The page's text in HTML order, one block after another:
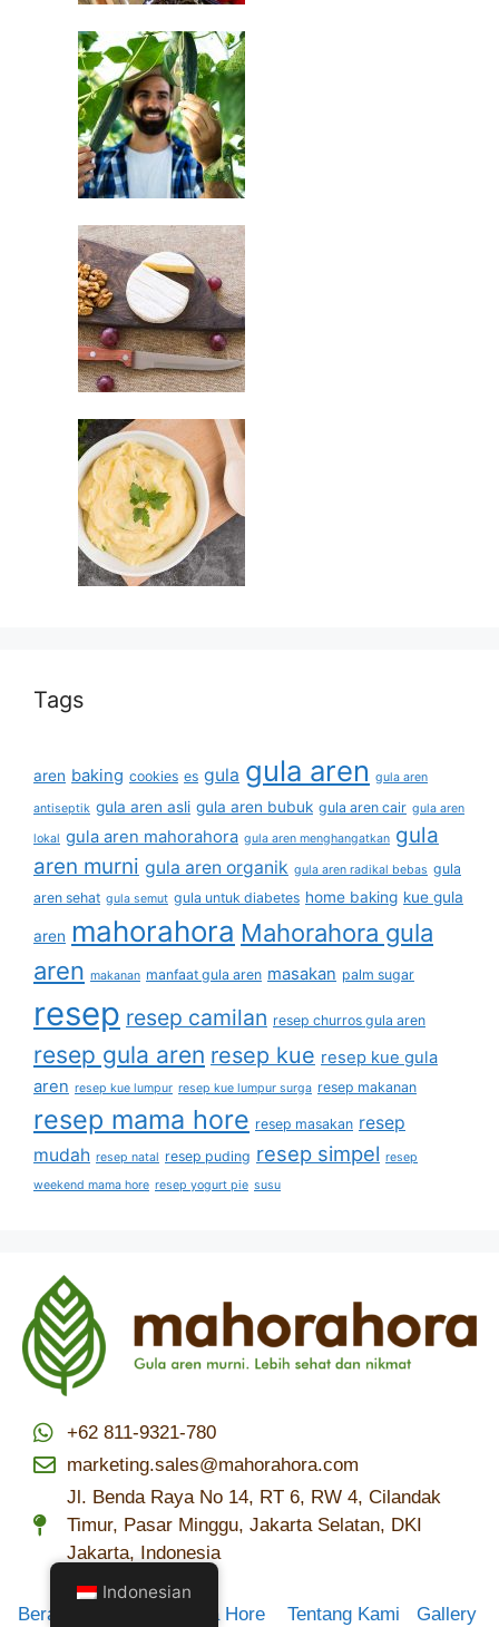
Tags
aren baking cookies es gula gula aren gula aren
antiseptik gula aren asli gula aren bubuk gula aren cair gula aren
lokal gula aren mahorahora gula aren menghangatkan gula
aren murni gula aren organik gula aren radikal bebas gula
aren sehat gula semut gula untuk diabetes home baking kue gula
aren mahorahora Mahorahora gula
aren makanan manfaat gula aren masakan palm sugar
resep resep camilan resep churros gula aren
resep gula aren resep kue resep kue gula
aren resep kue lumpur resep kue lumpur surga resep makanan
resep mama hore resep masakan resep
mudah resep natal resep puding resep simpel resep
weekend mama hore resep yogurt pie susu
+62 811-9321-780
marketing.sales@mahorahora.com
Jl. Benda Raya No 14, RT 6, RW 4, Cilandak
Timur, Pasar Minggu, Jakarta Selatan, DKI
Jakarta, Indonesia
Beranda Resep Mama Hore Tentang Kami Gallery
Indonesian